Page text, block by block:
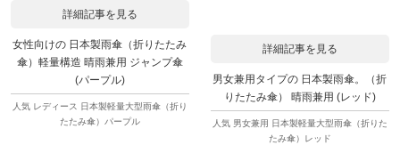
詳細記事を見る
女性向けの 日本製雨傘（折りたたみ
傘）軽量構造 晴雨兼用 ジャンプ傘
(パープル)
人気 レディース 日本製軽量大型雨傘（折り
たたみ傘）パープル
詳細記事を見る
男女兼用タイプの 日本製雨傘。（折
りたたみ傘） 晴雨兼用 (レッド)
人気 男女兼用 日本製軽量大型雨傘（折りた
たみ傘）レッド